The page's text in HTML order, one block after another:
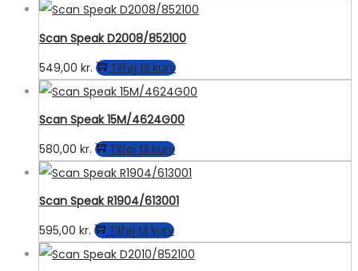
Scan Speak D2008/852100
549,00 kr. Tilføj til kurv
Scan Speak 15M/4624G00
580,00 kr. Tilføj til kurv
Scan Speak R1904/613001
595,00 kr. Tilføj til kurv